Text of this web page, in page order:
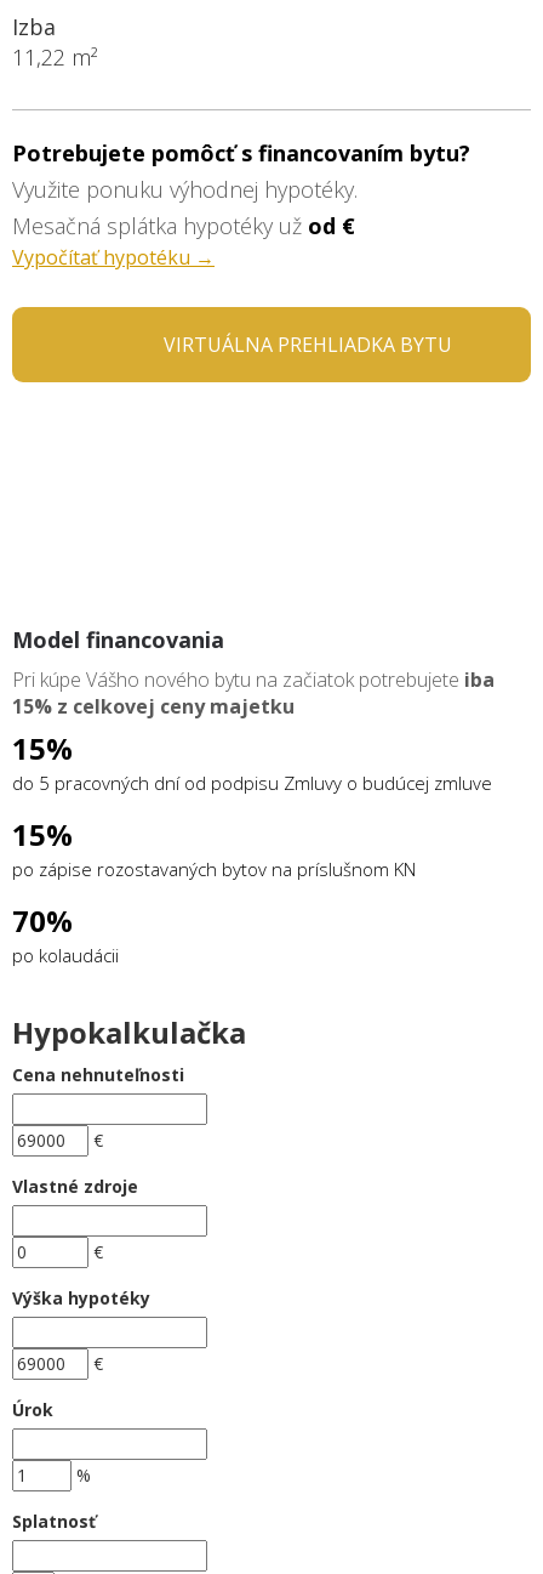
Izba
11,22 m²
Potrebujete pomôcť s financovaním bytu?
Využite ponuku výhodnej hypotéky.
Mesačná splátka hypotéky už od €
Vypočítať hypotéku →
VIRTUÁLNA PREHLIADKA BYTU
Model financovania
Pri kúpe Vášho nového bytu na začiatok potrebujete iba
15% z celkovej ceny majetku
15%
do 5 pracovných dní od podpisu Zmluvy o budúcej zmluve
15%
po zápise rozostavaných bytov na príslušnom KN
70%
po kolaudácii
Hypokalkulačka
Cena nehnuteľnosti
€
Vlastné zdroje
€
Výška hypotéky
€
Úrok
%
Splatnosť